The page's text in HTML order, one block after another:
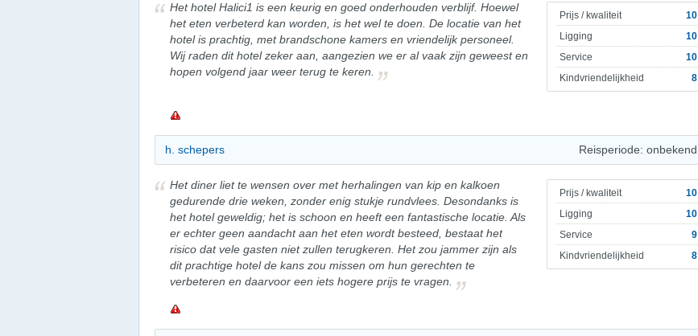
Prijs / kwaliteit
10
Ligging
10
Service
10
Kindvriendelijkheid
8
Het hotel Halici1 is een keurig en goed onderhouden verblijf. Hoewel
het eten verbeterd kan worden, is het wel te doen. De locatie van het
hotel is prachtig, met brandschone kamers en vriendelijk personeel.
Wij raden dit hotel zeker aan, aangezien we er al vaak zijn geweest en
hopen volgend jaar weer terug te keren.
h. schepers Reisperiode: onbekend
Prijs / kwaliteit
10
Ligging
10
Service
9
Kindvriendelijkheid
8
Het diner liet te wensen over met herhalingen van kip en kalkoen
gedurende drie weken, zonder enig stukje rundvlees. Desondanks is
het hotel geweldig; het is schoon en heeft een fantastische locatie. Als
er echter geen aandacht aan het eten wordt besteed, bestaat het
risico dat vele gasten niet zullen terugkeren. Het zou jammer zijn als
dit prachtige hotel de kans zou missen om hun gerechten te
verbeteren en daarvoor een iets hogere prijs te vragen.